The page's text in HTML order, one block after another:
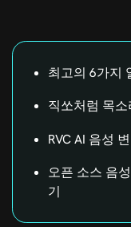
최고의 6가지
직쏘처럼 목
RVC AI 음성
오픈 소스 음
기